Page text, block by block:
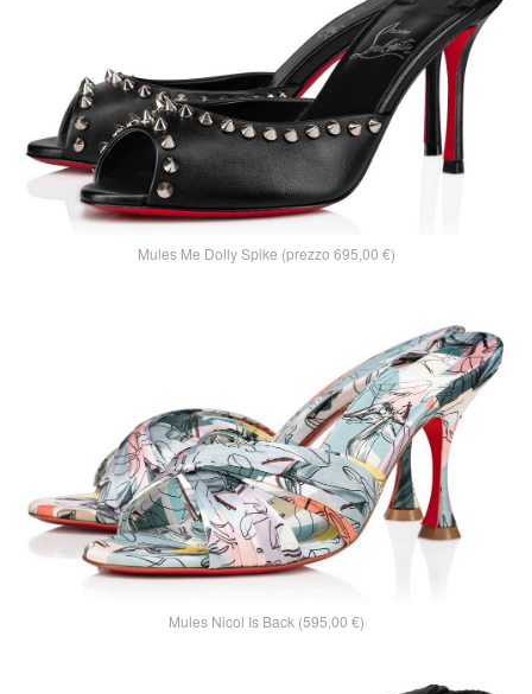
Mules Me Dolly Spike (prezzo 695,00 €)
Mules Nicol Is Back (595,00 €)